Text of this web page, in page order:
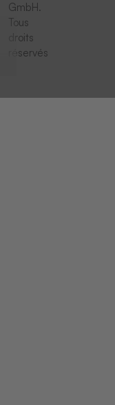
GmbH.
Tous
droits
réservés